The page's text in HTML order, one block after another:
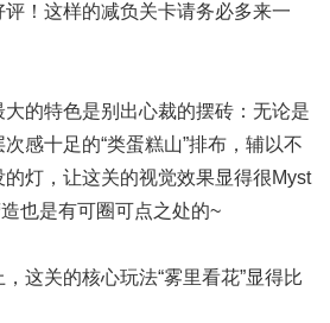
！这样的减负关卡请务必多来一
的特色是别出心裁的摆砖：无论是
感十足的“类蛋糕山”排布，辅以不
灯，让这关的视觉效果显得很Myst
也是有可圈可点之处的~
这关的核心玩法“雾里看花”显得比